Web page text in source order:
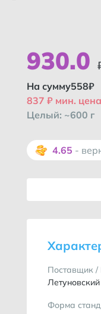
930.0
На сумму558₽
837 ₽ мин.
Целый: ~600 г
4.65 -
Поставщик /
Форма